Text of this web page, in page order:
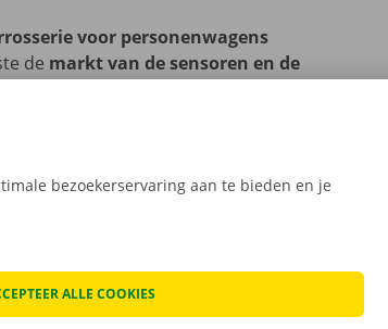
voor personenwagens
de markt van de sensoren en de
die in de zijspiegel zit, moet
die gepaard gaat met de
meer en meer sensoren in voertuigen
geopend om het volledige
In de bestelwagens is dit er nog
bezoekerservaring aan te bieden en je
ALLE COOKIES